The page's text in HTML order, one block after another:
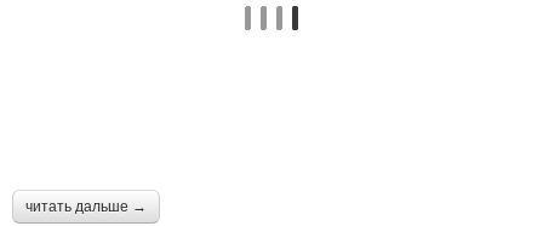
читать дальше →